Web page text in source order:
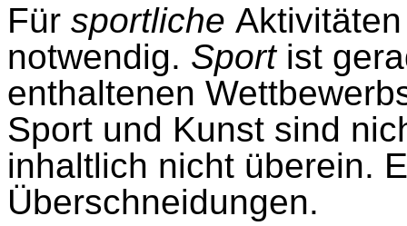
Für sportliche
notwendig. Sport ist
enthaltenen
Sport und Kunst sind
inhaltlich nicht überein.
Überschneidungen.